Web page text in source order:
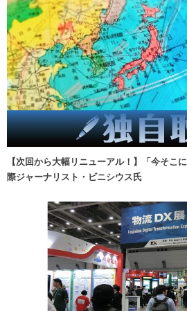
【次回から大幅リニューアル！】「今そ
際ジャーナリスト・ビニシウス氏